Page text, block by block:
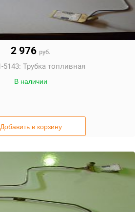
2 976 руб.
5143: Трубка топливная
В наличии
Добавить в корзину